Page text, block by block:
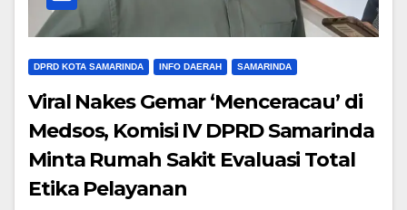
DPRD KOTA SAMARINDA INFO DAERAH SAMARINDA
Viral Nakes Gemar ‘Menceracau’ di
Medsos, Komisi IV DPRD Samarinda
Minta Rumah Sakit Evaluasi Total
Etika Pelayanan